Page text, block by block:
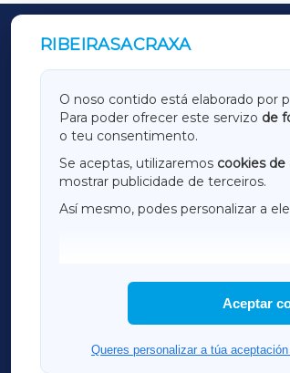
RIBEIRASACRAXA
O noso contido está elaborado por
Para poder ofrecer este servizo de
o teu consentimento.
Se aceptas, utilizaremos cookies de
mostrar publicidade de terceiros.
Así mesmo, podes personalizar a
Aceptar
Queres personalizar a túa
OUTROS PERIÓDICOS
GALICIAXA
AMARIÑAXA
OURENSEXA